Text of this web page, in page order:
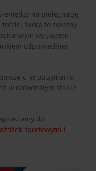
na pielęgnację
Skóra to świetny
wyglądem
odpowiedniej
ci w utrzymaniu
w doskonałym stanie
do
sportowymi i